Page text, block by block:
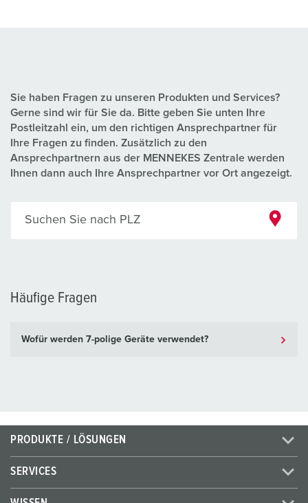
Sie haben Fragen zu unseren Produkten und Services?
Gerne sind wir für Sie da. Bitte geben Sie unten Ihre
Postleitzahl ein, um den richtigen Ansprechpartner für
Ihre Fragen zu finden. Zusätzlich zu den
Ansprechpartnern aus der MENNEKES Zentrale werden
Ihnen dann auch Ihre Ansprechpartner vor Ort angezeigt.
Suchen Sie nach PLZ
Häufige Fragen
Wofür werden 7-polige Geräte verwendet?
PRODUKTE / LÖSUNGEN
SERVICES